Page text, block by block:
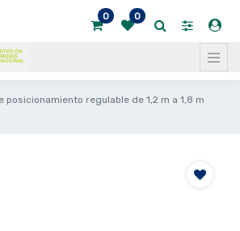
0 0
posicionamiento regulable de 1,2 m a 1,8 m